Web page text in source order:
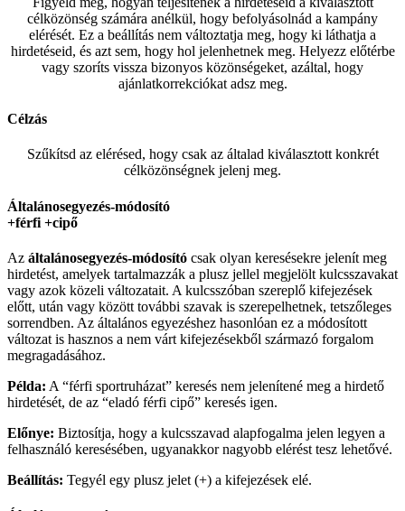
célközönség számára anélkül, hogy befolyásolnád a kampány
elérését. Ez a beállítás nem változtatja meg, hogy ki láthatja a
hirdetéseid, és azt sem, hogy hol jelenhetnek meg. Helyezz előtérbe
vagy szoríts vissza bizonyos közönségeket, azáltal, hogy
ajánlatkorrekciókat adsz meg.
Célzás
Szűkítsd az elérésed, hogy csak az általad kiválasztott konkrét
célközönségnek jelenj meg.
Általánosegyezés-módosító
+férfi +cipő
Az általánosegyezés-módosító csak olyan keresésekre jelenít meg
hirdetést, amelyek tartalmazzák a plusz jellel megjelölt kulcsszavakat
vagy azok közeli változatait. A kulcsszóban szereplő kifejezések
előtt, után vagy között további szavak is szerepelhetnek, tetszőleges
sorrendben. Az általános egyezéshez hasonlóan ez a módosított
változat is hasznos a nem várt kifejezésekből származó forgalom
megragadásához.
Példa: A “férfi sportruházat” keresés nem jelenítené meg a hirdető
hirdetését, de az “eladó férfi cipő” keresés igen.
Előnye: Biztosítja, hogy a kulcsszavad alapfogalma jelen legyen a
felhasználó keresésében, ugyanakkor nagyobb elérést tesz lehetővé.
Beállítás: Tegyél egy plusz jelet (+) a kifejezések elé.